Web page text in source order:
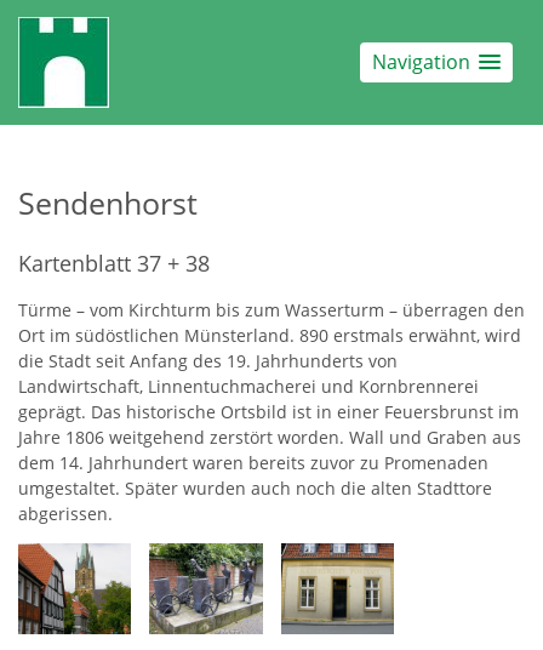
Navigation
Sendenhorst
Kartenblatt 37 + 38
Türme – vom Kirchturm bis zum Wasserturm – überragen den
Ort im südöstlichen Münsterland. 890 erstmals erwähnt, wird
die Stadt seit Anfang des 19. Jahrhunderts von
Landwirtschaft, Linnentuchmacherei und Kornbrennerei
geprägt. Das historische Ortsbild ist in einer Feuersbrunst im
Jahre 1806 weitgehend zerstört worden. Wall und Graben aus
dem 14. Jahrhundert waren bereits zuvor zu Promenaden
umgestaltet. Später wurden auch noch die alten Stadttore
abgerissen.